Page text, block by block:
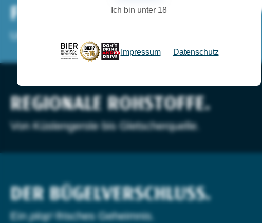
Ich bin unter 18
Impressum Datenschutz
FLENS FINDER.
Unser Bier gibt's auch bei dir.
REGIONALE ROHSTOFFE.
Von Küstengerste bis Gletscherquelle.
DER BÜGELVERSCHLUSS.
Einplop'-frisches Geheimnis.